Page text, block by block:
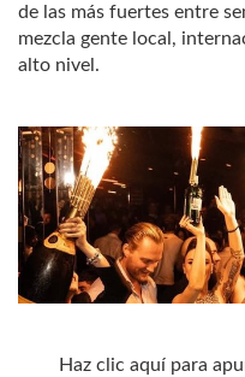
de las más fuertes entre
mezcla gente local,
alto nivel.
Haz clic aquí para